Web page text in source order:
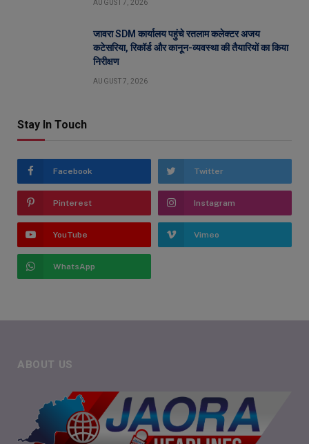
AUGUST 7, 2026
जावरा SDM कार्यालय पहुंचे रतलाम कलेक्टर अजय
कटेसरिया, रिकॉर्ड और कानून-व्यवस्था की तैयारियों का किया
निरीक्षण
AUGUST 7, 2026
Stay In Touch
Facebook Twitter
Pinterest Instagram
YouTube Vimeo
WhatsApp
ABOUT US